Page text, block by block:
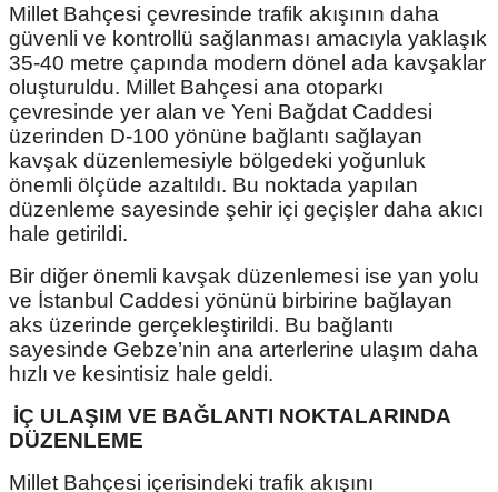
Millet Bahçesi çevresinde trafik akışının daha
güvenli ve kontrollü sağlanması amacıyla yaklaşık
35-40 metre çapında modern dönel ada kavşaklar
oluşturuldu. Millet Bahçesi ana otoparkı
çevresinde yer alan ve Yeni Bağdat Caddesi
üzerinden D-100 yönüne bağlantı sağlayan
kavşak düzenlemesiyle bölgedeki yoğunluk
önemli ölçüde azaltıldı. Bu noktada yapılan
düzenleme sayesinde şehir içi geçişler daha akıcı
hale getirildi.
Bir diğer önemli kavşak düzenlemesi ise yan yolu
ve İstanbul Caddesi yönünü birbirine bağlayan
aks üzerinde gerçekleştirildi. Bu bağlantı
sayesinde Gebze’nin ana arterlerine ulaşım daha
hızlı ve kesintisiz hale geldi.
İÇ ULAŞIM VE BAĞLANTI NOKTALARINDA
DÜZENLEME
Millet Bahçesi içerisindeki trafik akışını